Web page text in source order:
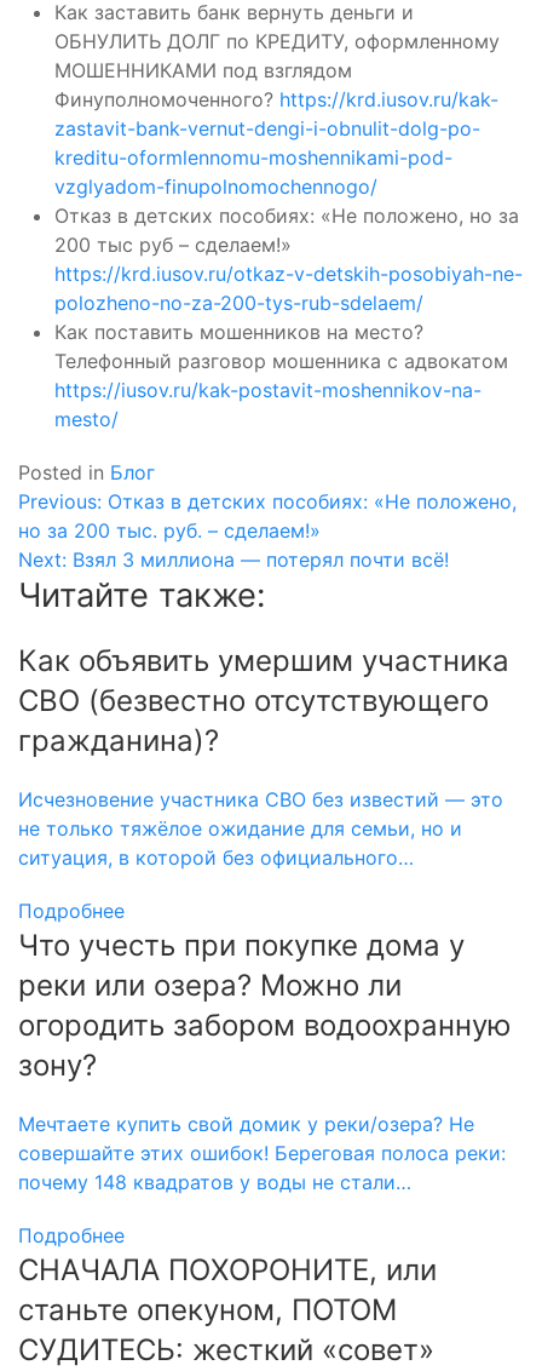
Как заставить банк вернуть деньги и
ОБНУЛИТЬ ДОЛГ по КРЕДИТУ, оформленному
МОШЕННИКАМИ под взглядом
Финуполномоченного? https://krd.iusov.ru/kak-
zastavit-bank-vernut-dengi-i-obnulit-dolg-po-
kreditu-oformlennomu-moshennikami-pod-
vzglyadom-finupolnomochennogo/
Отказ в детских пособиях: «Не положено, но за
200 тыс руб – сделаем!»
https://krd.iusov.ru/otkaz-v-detskih-posobiyah-ne-
polozheno-no-za-200-tys-rub-sdelaem/
Как поставить мошенников на место?
Телефонный разговор мошенника с адвокатом
https://iusov.ru/kak-postavit-moshennikov-na-
mesto/
Posted in Блог
Навигация
по
записям
Previous: Отказ в детских пособиях: «Не положено,
но за 200 тыс. руб. – сделаем!»
Next: Взял 3 миллиона — потерял почти всё!
Читайте также:
Как объявить умершим участника
СВО (безвестно отсутствующего
гражданина)?
Исчезновение участника СВО без известий — это
не только тяжёлое ожидание для семьи, но и
ситуация, в которой без официального…
Подробнее
Что учесть при покупке дома у
реки или озера? Можно ли
огородить забором водоохранную
зону?
Мечтаете купить свой домик у реки/озера? Не
совершайте этих ошибок! Береговая полоса реки:
почему 148 квадратов у воды не стали…
Подробнее
СНАЧАЛА ПОХОРОНИТЕ, или
станьте опекуном, ПОТОМ
СУДИТЕСЬ: жесткий «совет»